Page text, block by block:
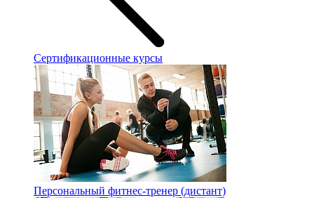
Сертификационные курсы
Персональный фитнес-тренер (дистант)